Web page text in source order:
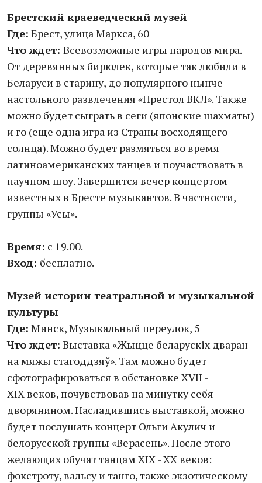
Брестский краеведческий музей
Где: Брест, улица Маркса, 60
Что ждет: Всевозможные игры народов мира.
От деревянных бирюлек, которые так любили в
Беларуси в старину, до популярного нынче
настольного развлечения «Престол ВКЛ». Также
можно будет сыграть в сеги (японские шахматы)
и го (еще одна игра из Страны восходящего
солнца). Можно будет размяться во время
латиноамериканских танцев и поучаствовать в
научном шоу. Завершится вечер концертом
известных в Бресте музыкантов. В частности,
группы «Усы».
Время: с 19.00.
Вход: бесплатно.
Музей истории театральной и музыкальной
культуры
Где: Минск, Музыкальный переулок, 5
Что ждет: Выставка «Жыцце беларускіх дваран
на мяжы стагоддзяў». Там можно будет
сфотографироваться в обстановке XVII -
XIX веков, почувствовав на минутку себя
дворянином. Насладившись выставкой, можно
будет послушать концерт Ольги Акулич и
белорусской группы «Верасень». После этого
желающих обучат танцам XIX - XX веков:
фокстроту, вальсу и танго, также экзотическому